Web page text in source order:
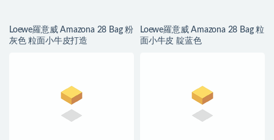
Loewe羅意威 Amazona 28 Bag 粉
灰色 粒面小牛皮打造
Loewe羅意威 Amazona 28 Bag 粒
面小牛皮 靛蓝色